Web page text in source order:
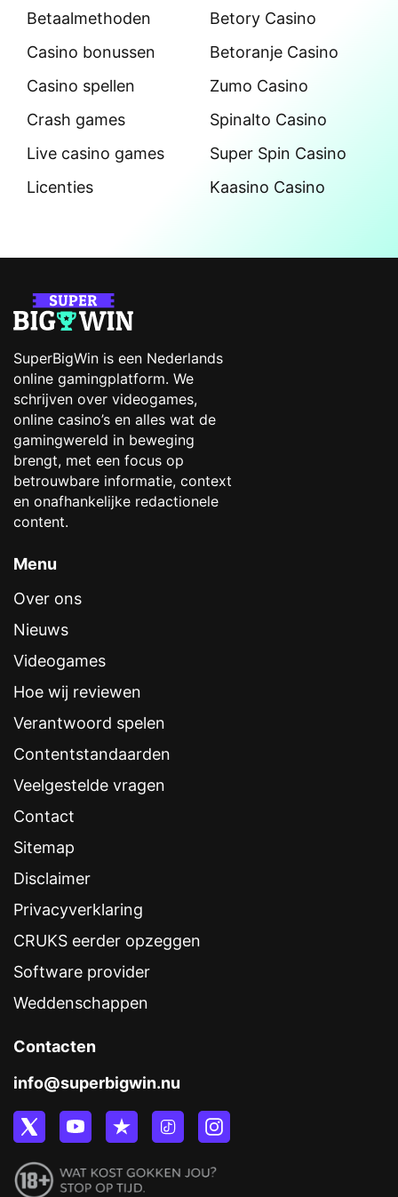
Betaalmethoden
Casino bonussen
Casino spellen
Crash games
Live casino games
Licenties
Betory Casino
Betoranje Casino
Zumo Casino
Spinalto Casino
Super Spin Casino
Kaasino Casino
SuperBigWin is een Nederlands
online gamingplatform. We
schrijven over videogames,
online casino’s en alles wat de
gamingwereld in beweging
brengt, met een focus op
betrouwbare informatie, context
en onafhankelijke redactionele
content.
Menu
Over ons
Nieuws
Videogames
Hoe wij reviewen
Verantwoord spelen
Contentstandaarden
Veelgestelde vragen
Contact
Sitemap
Disclaimer
Privacyverklaring
CRUKS eerder opzeggen
Software provider
Weddenschappen
Contacten
info@superbigwin.nu